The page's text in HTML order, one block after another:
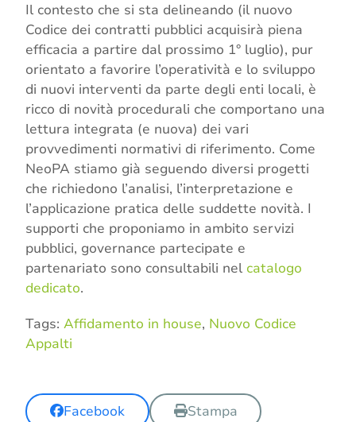
Il contesto che si sta delineando (il nuovo
Codice dei contratti pubblici acquisirà piena
efficacia a partire dal prossimo 1° luglio), pur
orientato a favorire l’operatività e lo sviluppo
di nuovi interventi da parte degli enti locali, è
ricco di novità procedurali che comportano una
lettura integrata (e nuova) dei vari
provvedimenti normativi di riferimento. Come
NeoPA stiamo già seguendo diversi progetti
che richiedono l’analisi, l’interpretazione e
l’applicazione pratica delle suddette novità. I
supporti che proponiamo in ambito servizi
pubblici, governance partecipate e
partenariato sono consultabili nel catalogo
dedicato.
Tags: Affidamento in house, Nuovo Codice
Appalti
Facebook
Stampa